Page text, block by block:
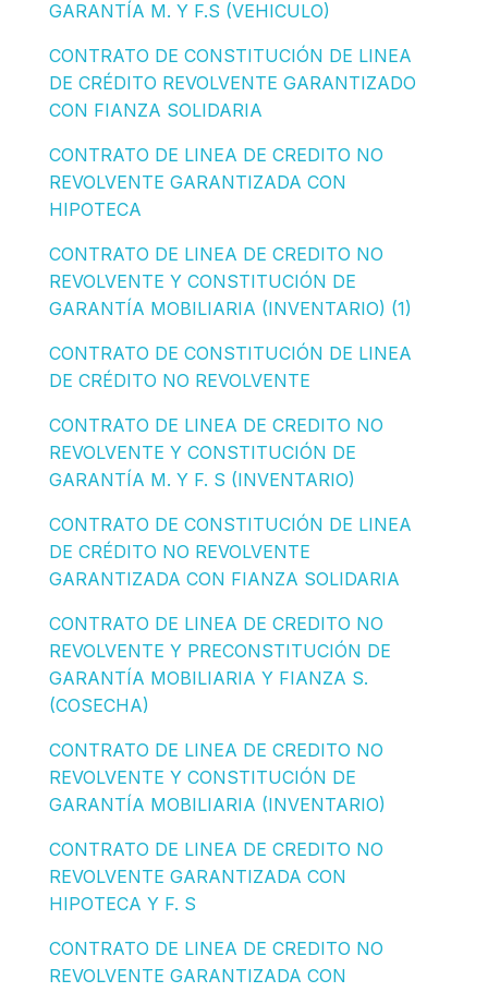
GARANTÍA M. Y F.S (VEHICULO)
CONTRATO DE CONSTITUCIÓN DE LINEA
DE CRÉDITO REVOLVENTE GARANTIZADO
CON FIANZA SOLIDARIA
CONTRATO DE LINEA DE CREDITO NO
REVOLVENTE GARANTIZADA CON
HIPOTECA
CONTRATO DE LINEA DE CREDITO NO
REVOLVENTE Y CONSTITUCIÓN DE
GARANTÍA MOBILIARIA (INVENTARIO) (1)
CONTRATO DE CONSTITUCIÓN DE LINEA
DE CRÉDITO NO REVOLVENTE
CONTRATO DE LINEA DE CREDITO NO
REVOLVENTE Y CONSTITUCIÓN DE
GARANTÍA M. Y F. S (INVENTARIO)
CONTRATO DE CONSTITUCIÓN DE LINEA
DE CRÉDITO NO REVOLVENTE
GARANTIZADA CON FIANZA SOLIDARIA
CONTRATO DE LINEA DE CREDITO NO
REVOLVENTE Y PRECONSTITUCIÓN DE
GARANTÍA MOBILIARIA Y FIANZA S.
(COSECHA)
CONTRATO DE LINEA DE CREDITO NO
REVOLVENTE Y CONSTITUCIÓN DE
GARANTÍA MOBILIARIA (INVENTARIO)
CONTRATO DE LINEA DE CREDITO NO
REVOLVENTE GARANTIZADA CON
HIPOTECA Y F. S
CONTRATO DE LINEA DE CREDITO NO
REVOLVENTE GARANTIZADA CON